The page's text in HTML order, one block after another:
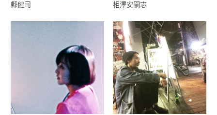
縣健司 相澤安嗣志